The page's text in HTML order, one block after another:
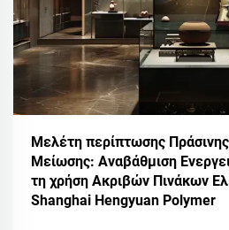
Μελέτη περίπτωσης
Μείωσης: Αναβάθμιση
τη χρήση Ακριβών Πινάκων
Shanghai Hengyuan Polymer